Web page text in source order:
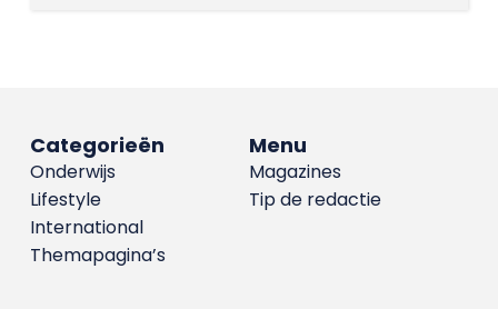
Menu
Magazines
Tip de redactie
Categorieën
Onderwijs
Lifestyle
International
Themapagina’s